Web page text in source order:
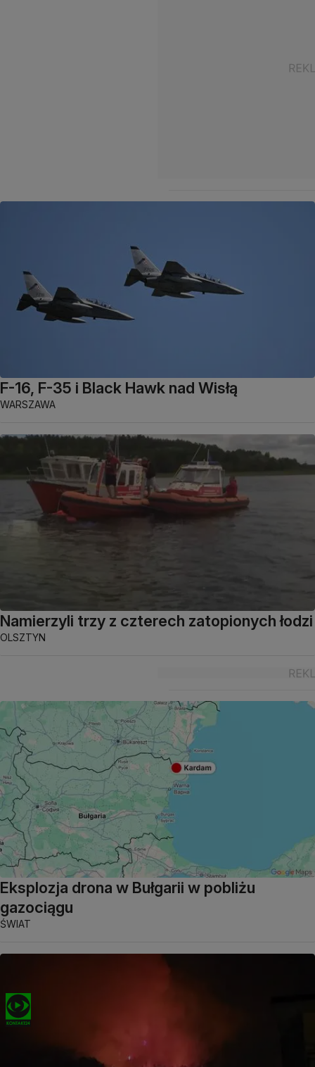
F-16, F-35 i Black Hawk nad Wisłą
WARSZAWA
Namierzyli trzy z czterech zatopionych łodzi
OLSZTYN
Eksplozja drona w Bułgarii w pobliżu
gazociągu
ŚWIAT